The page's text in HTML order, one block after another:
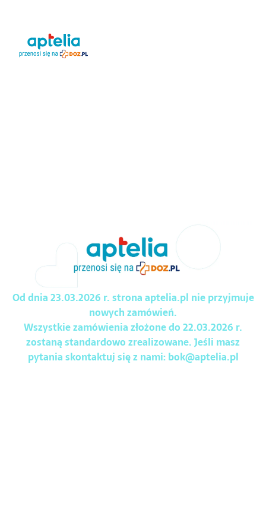
Od dnia 23.03.2026 r. strona aptelia.pl nie przyjmuje
nowych zamówień.
Wszystkie zamówienia złożone do 22.03.2026 r.
zostaną standardowo zrealizowane. Jeśli masz
pytania skontaktuj się z nami:bok@aptelia.pl